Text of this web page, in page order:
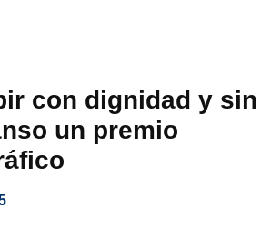
con dignidad y sin
un premio